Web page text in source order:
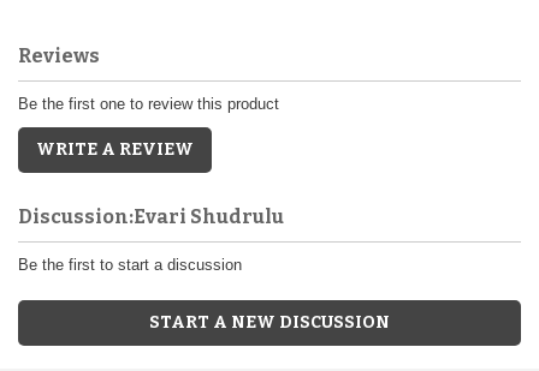
Reviews
Be the first one to review this product
WRITE A REVIEW
Discussion:Evari Shudrulu
Be the first to start a discussion
START A NEW DISCUSSION